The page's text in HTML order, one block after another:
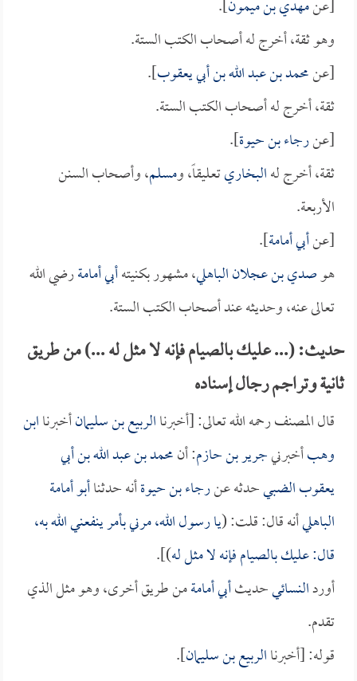
[عنمهدي بن ميمون].
وهو ثقة، أخرج له أصحاب الكتب الستة.
[عنمحمد بن عبد الله بن أبي يعقوب].
ثقة، أخرج له أصحاب الكتب الستة.
[عنرجاء بن حيوة].
ثقة، أخرج لهالبخاريتعليقاً، ومسلم، وأصحاب السنن
الأربعة.
[عنأبي أمامة].
هوصدي بن عجلان الباهلي، مشهور بكنيتهأبي أمامةرضي الله
تعالى عنه، وحديثه عند أصحاب الكتب الستة.
حديث: (... عليك بالصيام فإنه لا مثل له ...) من طريق
ثانية وتراجم رجال إسناده
قال المصنف رحمه الله تعالى: [أخبرناالربيع بن سليمانأخبرناابن
وهبأخبرنيجرير بن حازم: أنمحمد بن عبد الله بن أبي
يعقوب الضبيحدثه عنرجاء بن حيوةأنه حدثناأبو أمامة
الباهليأنه قال: قلت: (يا رسول الله، مرني بأمر ينفعني الله به،
قال: عليك بالصيام فإنه لا مثل له)].
أوردالنسائيحديثأبي أمامةمن طريق أخرى، وهو مثل الذي
تقدم.
قوله: [أخبرناالربيع بن سليمان].